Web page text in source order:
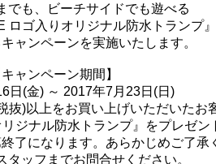
でも、ビーチサイドでも遊べる
ロゴ入りオリジナル防水トランプ
ャンペーンを実施いたします。
キャンペーン期間】
日(金) ～ 2017年7月23日(日)
抜)以上をお買い上げいただいたお
ジナル防水トランプ』をプレゼン
了になります。あらかじめご了承
タッフまでお問合せください。